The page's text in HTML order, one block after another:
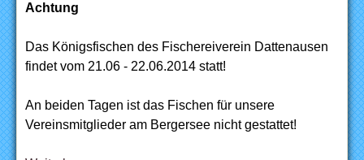
Achtung
Das Königsfischen des Fischereiverein Dattenausen
findet vom 21.06 - 22.06.2014 statt!
An beiden Tagen ist das Fischen für unsere
Vereinsmitglieder am Bergersee nicht gestattet!